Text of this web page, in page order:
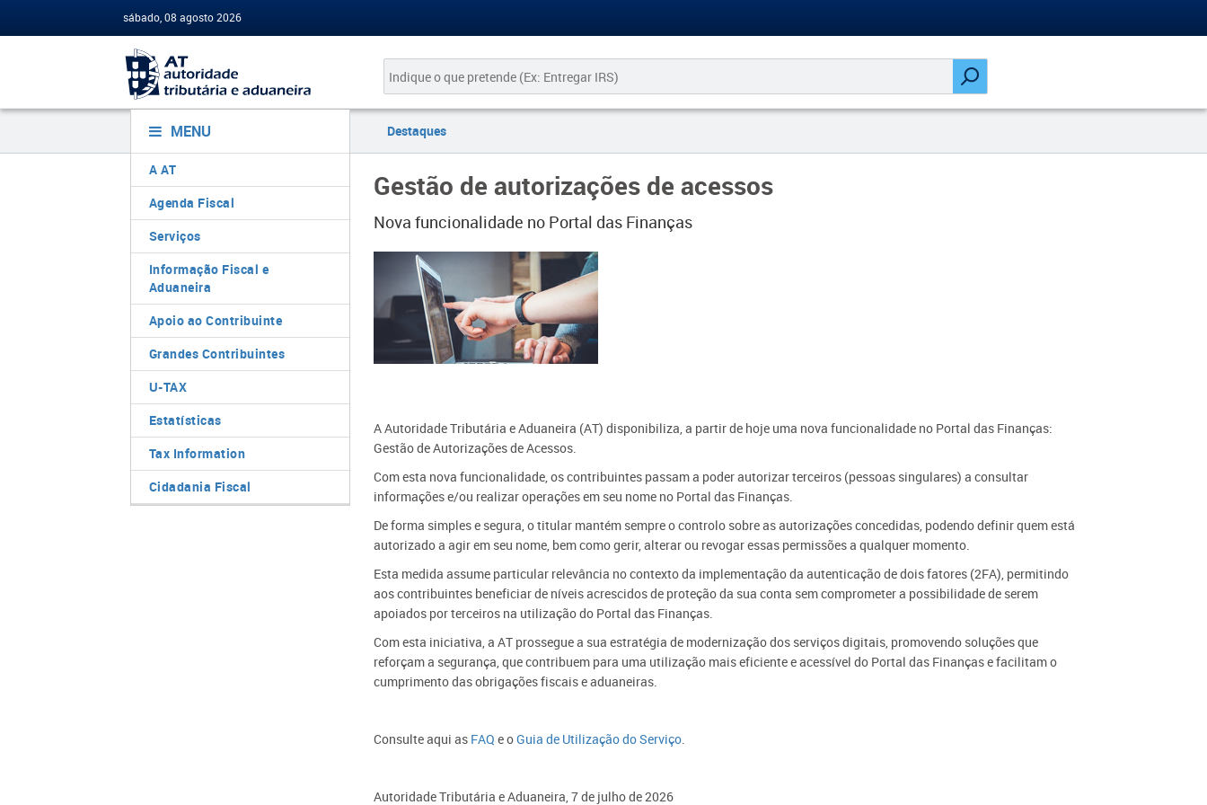
sábado, 08 agosto 2026
MENU
A AT
Agenda Fiscal
Serviços
Informação Fiscal e
Aduaneira
Apoio ao Contribuinte
Grandes Contribuintes
U-TAX
Estatísticas
Tax Information
Cidadania Fiscal
Destaques
Gestão de autorizações de acessos
Nova funcionalidade no Portal das Finanças
A Autoridade Tributária e Aduaneira (AT) disponibiliza, a partir de hoje uma nova funcionalidade no Portal das Finanças:
Gestão de Autorizações de Acessos.
Com esta nova funcionalidade, os contribuintes passam a poder autorizar terceiros (pessoas singulares) a consultar
informações e/ou realizar operações em seu nome no Portal das Finanças.
De forma simples e segura, o titular mantém sempre o controlo sobre as autorizações concedidas, podendo definir quem está
autorizado a agir em seu nome, bem como gerir, alterar ou revogar essas permissões a qualquer momento.
Esta medida assume particular relevância no contexto da implementação da autenticação de dois fatores (2FA), permitindo
aos contribuintes beneficiar de níveis acrescidos de proteção da sua conta sem comprometer a possibilidade de serem
apoiados por terceiros na utilização do Portal das Finanças.
​Com esta iniciativa, a AT prossegue a sua estratégia de modernização dos serviços digitais, promovendo soluções que
reforçam a segurança, que contribuem para uma utilização mais eficiente e acessível do Portal das Finanças e facilitam o
cumprimento das obrigações fiscais e aduaneiras.
Consulte aqui as FAQ e oGuia de Utilização do Serviço.
Autoridade Tributária e Aduaneira​, 7 de julho de 2026